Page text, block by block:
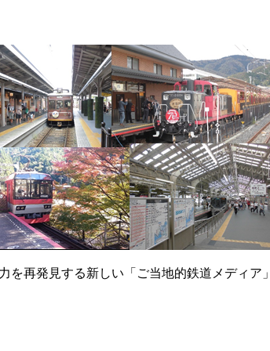
を再発見する新しい「ご当地的鉄道メディア